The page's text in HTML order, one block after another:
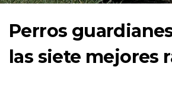
Perros
las siete mejores